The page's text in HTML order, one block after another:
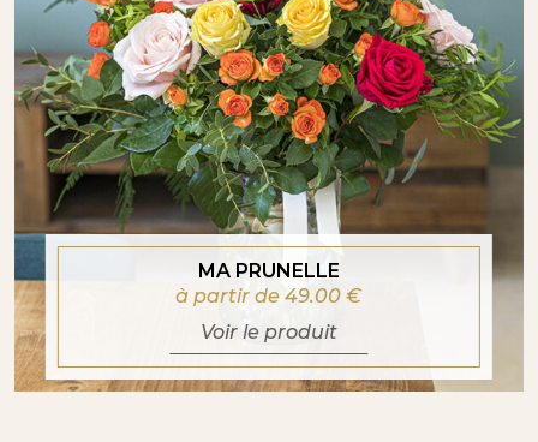
MA PRUNELLE
à partir de 49.00€
Voir le produit